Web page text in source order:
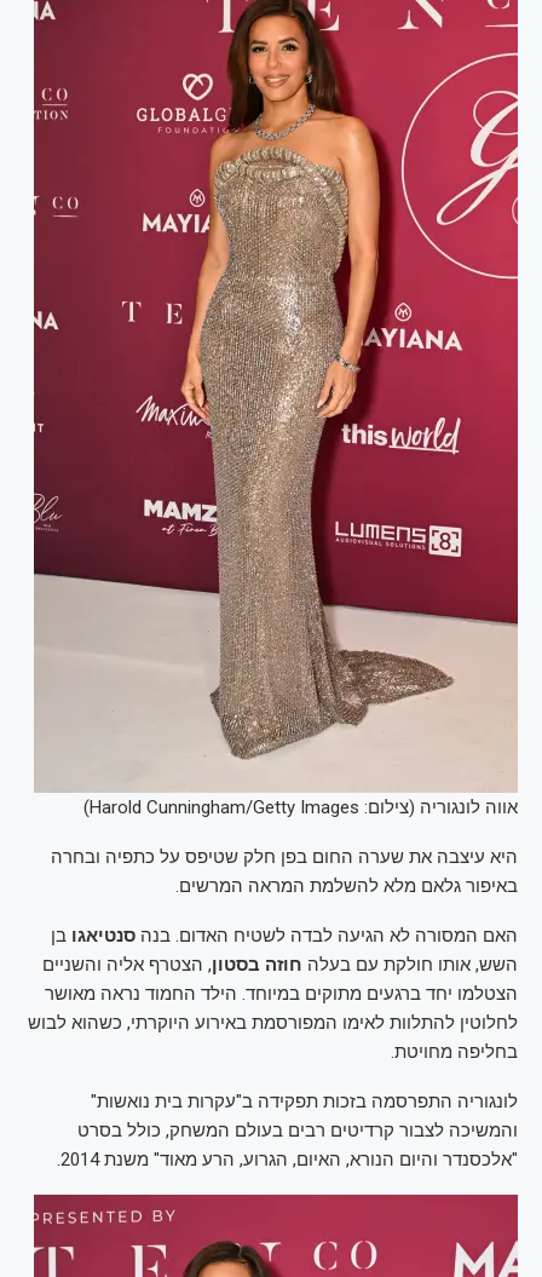
אווה לונגוריה (צילום: Harold Cunningham/Getty Images)
היא עיצבה את שערה החום בפן חלק שטיפס על כתפיה ובחרה
באיפור גלאם מלא להשלמת המראה המרשים.
האם המסורה לא הגיעה לבדה לשטיח האדום. בנה סנטיאגו בן
השש, אותו חולקת עם בעלה חוזה בסטון, הצטרף אליה והשניים
הצטלמו יחד ברגעים מתוקים במיוחד. הילד החמוד נראה מאושר
לחלוטין להתלוות לאימו המפורסמת באירוע היוקרתי, כשהוא לבוש
בחליפה מחויטת.
לונגוריה התפרסמה בזכות תפקידה ב"עקרות בית נואשות"
והמשיכה לצבור קרדיטים רבים בעולם המשחק, כולל בסרט
"אלכסנדר והיום הנורא, האיום, הגרוע, הרע מאוד" משנת 2014.